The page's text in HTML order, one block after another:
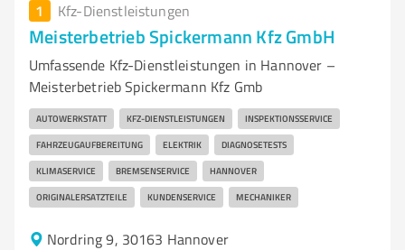
1 Kfz-Dienstleistungen
Meisterbetrieb Spickermann Kfz GmbH
Umfassende Kfz-Dienstleistungen in Hannover –
Meisterbetrieb Spickermann Kfz Gmb
AUTOWERKSTATT KFZ-DIENSTLEISTUNGEN INSPEKTIONSSERVICE
FAHRZEUGAUFBEREITUNG ELEKTRIK DIAGNOSETESTS
KLIMASERVICE BREMSENSERVICE HANNOVER
ORIGINALERSATZTEILE KUNDENSERVICE MECHANIKER
Nordring 9, 30163 Hannover